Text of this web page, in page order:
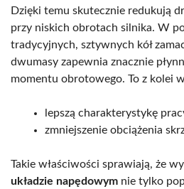
Dzięki temu skutecznie redukują
przy niskich obrotach silnika. W
tradycyjnych, sztywnych kół
dwumasy zapewnia znacznie
momentu obrotowego. To z kolei
lepszą charakterystykę
zmniejszenie obciążenia
Takie właściwości sprawiają, że
układzie napędowym nie tylko